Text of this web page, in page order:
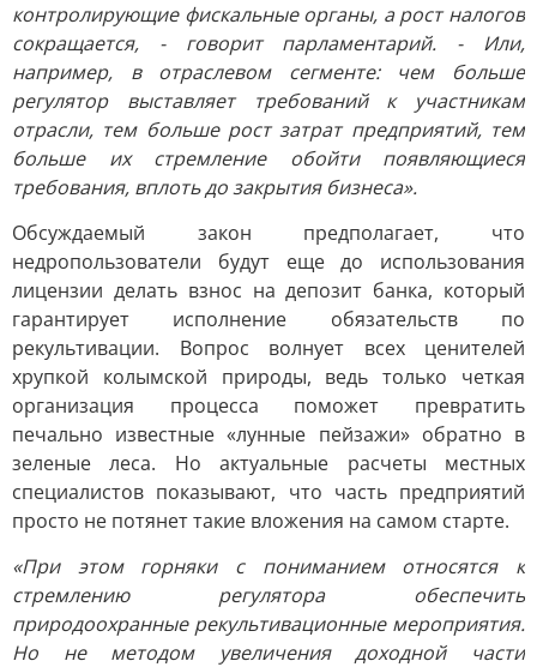
контролирующие фискальные органы, а рост налогов
сокращается, - говорит парламентарий. - Или,
например, в отраслевом сегменте: чем больше
регулятор выставляет требований к участникам
отрасли, тем больше рост затрат предприятий, тем
больше их стремление обойти появляющиеся
требования, вплоть до закрытия бизнеса».
Обсуждаемый закон предполагает, что
недропользователи будут еще до использования
лицензии делать взнос на депозит банка, который
гарантирует исполнение обязательств по
рекультивации. Вопрос волнует всех ценителей
хрупкой колымской природы, ведь только четкая
организация процесса поможет превратить
печально известные «лунные пейзажи» обратно в
зеленые леса. Но актуальные расчеты местных
специалистов показывают, что часть предприятий
просто не потянет такие вложения на самом старте.
«При этом горняки с пониманием относятся к
стремлению регулятора обеспечить
природоохранные рекультивационные мероприятия.
Но не методом увеличения доходной части